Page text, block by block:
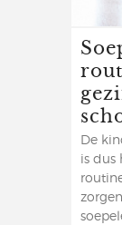
De
is dus